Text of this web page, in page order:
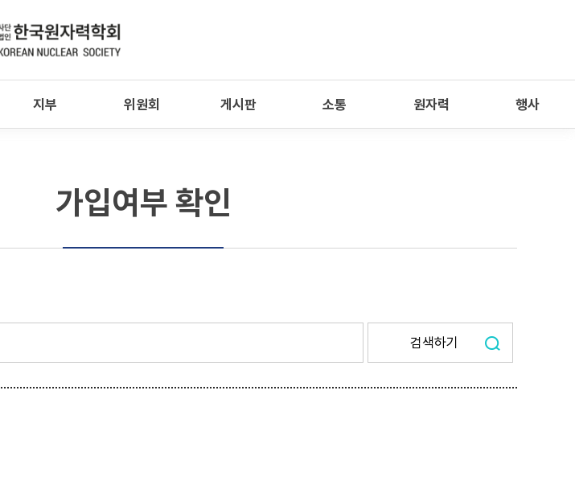
지부 위원회 게시판 소통 원자력 행사
가입여부 확인